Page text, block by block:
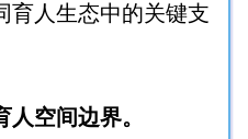
育人生态中的关键支
空间边界。